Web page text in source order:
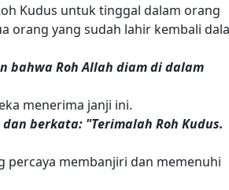
Kudus untuk tinggal dalam orang
orang yang sudah lahir kembali
bahwa Roh Allah diam di dalam
menerima janji ini.
berkata: "Terimalah Roh Kudus.
percaya membanjiri dan memenuhi